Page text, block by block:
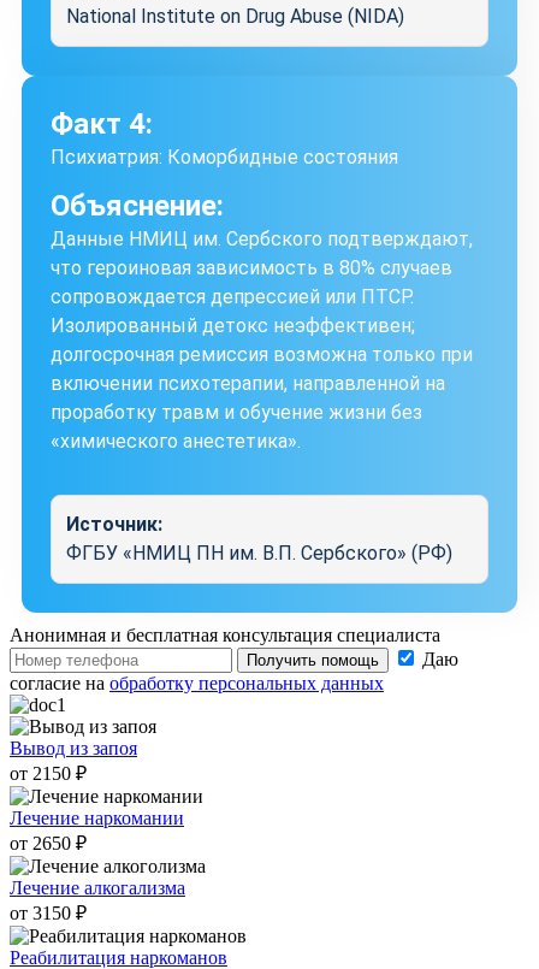
National Institute on Drug Abuse (NIDA)
Факт 4:
Психиатрия: Коморбидные состояния
Объяснение:
Данные НМИЦ им. Сербского подтверждают,
что героиновая зависимость в 80% случаев
сопровождается депрессией или ПТСР.
Изолированный детокс неэффективен;
долгосрочная ремиссия возможна только при
включении психотерапии, направленной на
проработку травм и обучение жизни без
«химического анестетика».
Источник:
ФГБУ «НМИЦ ПН им. В.П. Сербского» (РФ)
Анонимная и бесплатная консультация специалиста
Получить помощь
Даю
согласие на обработку персональных данных
Вывод из запоя
от 2150 ₽
Лечение наркомании
от 2650 ₽
Лечение алкогализма
от 3150 ₽
Реабилитация наркоманов